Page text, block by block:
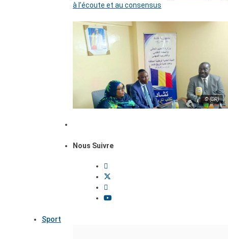
à l’écoute et au consensus
© (DR)
Nous Suivre
Sport